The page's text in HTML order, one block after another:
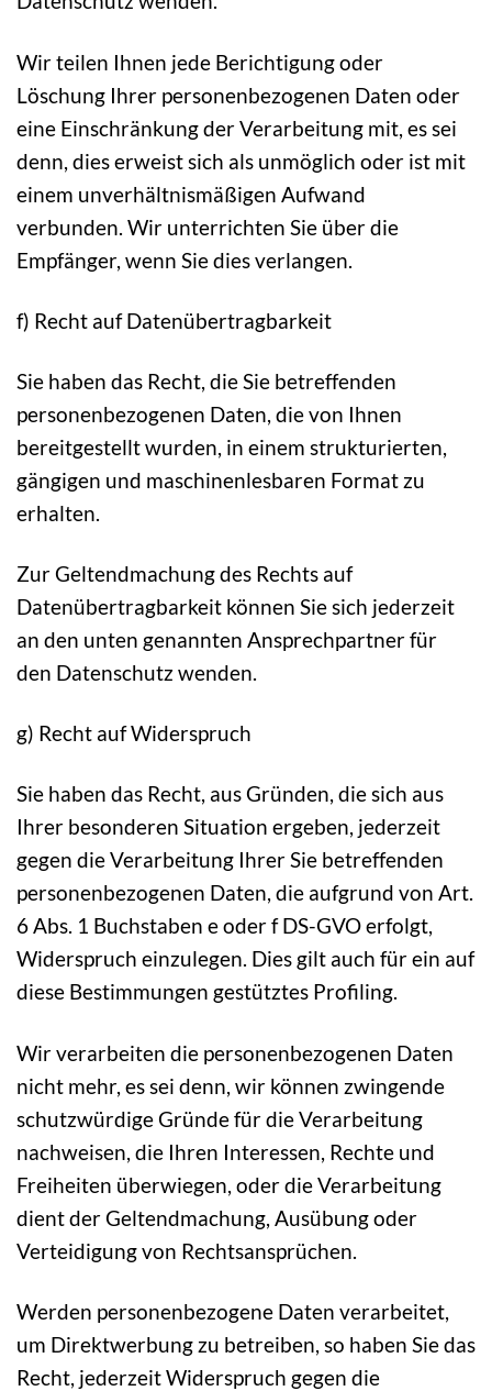
Wir teilen Ihnen jede Berichtigung oder
Löschung Ihrer personenbezogenen Daten oder
eine Einschränkung der Verarbeitung mit, es sei
denn, dies erweist sich als unmöglich oder ist mit
einem unverhältnismäßigen Aufwand
verbunden. Wir unterrichten Sie über die
Empfänger, wenn Sie dies verlangen.
f) Recht auf Datenübertragbarkeit
Sie haben das Recht, die Sie betreffenden
personenbezogenen Daten, die von Ihnen
bereitgestellt wurden, in einem strukturierten,
gängigen und maschinenlesbaren Format zu
erhalten.
Zur Geltendmachung des Rechts auf
Datenübertragbarkeit können Sie sich jederzeit
an den unten genannten Ansprechpartner für
den Datenschutz wenden.
g) Recht auf Widerspruch
Sie haben das Recht, aus Gründen, die sich aus
Ihrer besonderen Situation ergeben, jederzeit
gegen die Verarbeitung Ihrer Sie betreffenden
personenbezogenen Daten, die aufgrund von Art.
6 Abs. 1 Buchstaben e oder f DS-GVO erfolgt,
Widerspruch einzulegen. Dies gilt auch für ein auf
diese Bestimmungen gestütztes Profiling.
Wir verarbeiten die personenbezogenen Daten
nicht mehr, es sei denn, wir können zwingende
schutzwürdige Gründe für die Verarbeitung
nachweisen, die Ihren Interessen, Rechte und
Freiheiten überwiegen, oder die Verarbeitung
dient der Geltendmachung, Ausübung oder
Verteidigung von Rechtsansprüchen.
Werden personenbezogene Daten verarbeitet,
um Direktwerbung zu betreiben, so haben Sie das
Recht, jederzeit Widerspruch gegen die